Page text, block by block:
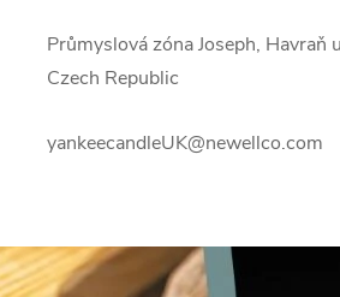
Průmyslová zóna Joseph, Havraň
Czech Republic
yankeecandleUK@newellco.com